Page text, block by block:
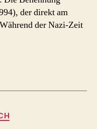
der direkt am
der Nazi-Zeit